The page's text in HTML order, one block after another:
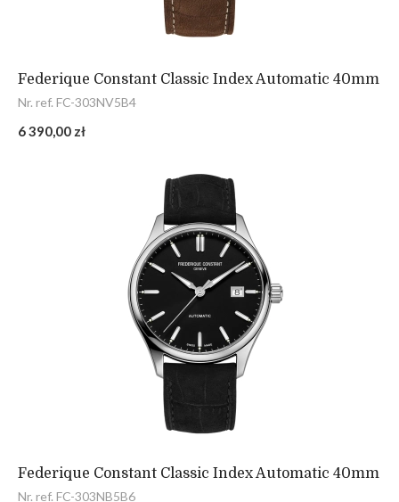
Federique Constant Classic Index Automatic 40mm
Nr. ref. FC-303NV5B4
6 390,00 zł
Federique Constant Classic Index Automatic 40mm
Nr. ref. FC-303NB5B6